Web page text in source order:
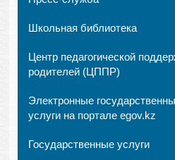
Школьная библиотека
Центр педагогической
родителей (ЦППР)
Электронные
услуги на портале egov.kz
Государственные услуги